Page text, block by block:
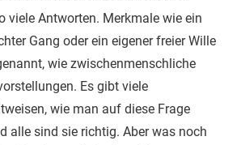
viele Antworten. Merkmale wie ein
Gang oder ein eigener freier Wille
wie zwischenmenschliche
Es gibt viele
wie man auf diese Frage
alle sind sie richtig. Aber was noch